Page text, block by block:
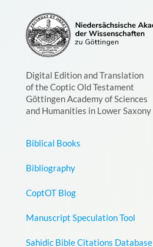
Digital Edition and Translation
of the Coptic Old Testament
Göttingen Academy of Sciences
and Humanities in Lower Saxony
Biblical Books
Bibliography
CoptOT Blog
Manuscript Speculation Tool
Sahidic Bible Citations Database